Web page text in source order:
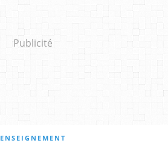
Publicité
ENSEIGNEMENT